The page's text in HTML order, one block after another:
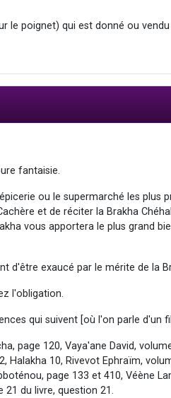
le poignet) qui est donné ou vendu
fantaisie.
ou le supermarché les plus
et de réciter la Brakha
vous apportera le plus grand
d'être exaucé par le mérite de la
l'obligation.
qui suivent [où l'on parle d'un
page 120, Vaya'ane David,
Halakha 10, Rivevot Ephraïm,
page 133 et 410, Véène
21 du livre, question 21.